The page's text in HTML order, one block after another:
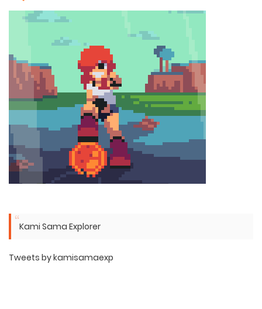
Kami Sama Explorer
Tweets by kamisamaexp